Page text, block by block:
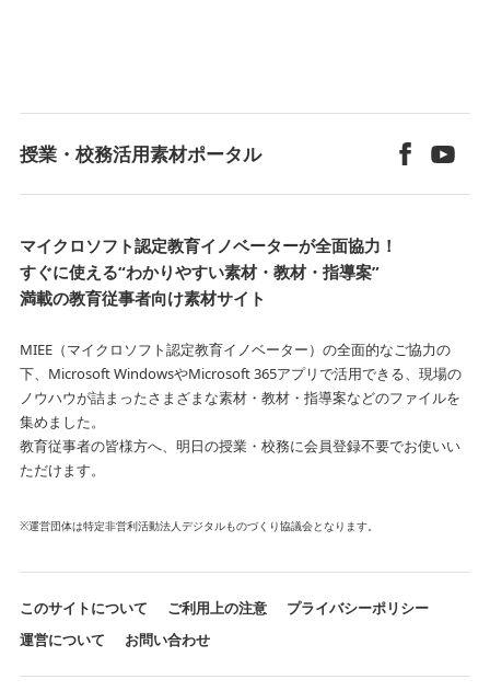
授業・校務活用素材ポータル
マイクロソフト認定教育イノベーターが全面協力！
すぐに使える“わかりやすい素材・教材・指導案”
満載の教育従事者向け素材サイト
MIEE（マイクロソフト認定教育イノベーター）の全面的なご協力の
下、Microsoft WindowsやMicrosoft 365アプリで活用できる、 現場の
ノウハウが詰まったさまざまな素材・教材・指導案などのファイルを
集めました。
教育従事者の皆様方へ、明日の授業・校務に会員登録不要でお使いい
ただけます。
※運営団体は特定非営利活動法人デジタルものづくり協議会となります。
このサイトについて ご利用上の注意
プライバシーポリシー
運営について
お問い合わせ